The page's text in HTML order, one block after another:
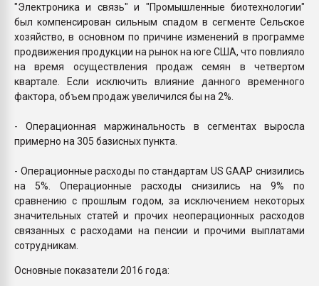
"Электроника и связь" и "Промышленные биотехнологии"
был компенсирован сильным спадом в сегменте Сельское
хозяйство, в основном по причине изменений в программе
продвижения продукции на рынок на юге США, что повлияло
на время осуществления продаж семян в четвертом
квартале. Если исключить влияние данного временного
фактора, объем продаж увеличился бы на 2%.
- Операционная маржинальность в сегментах выросла
примерно на 305 базисных пункта.
- Операционные расходы по стандартам US GAAP снизились
на 5%. Операционные расходы снизились на 9% по
сравнению с прошлым годом, за исключением некоторых
значительных статей и прочих неоперационных расходов
связанных с расходами на пенсии и прочими выплатами
сотрудникам.
Основные показатели 2016 года: